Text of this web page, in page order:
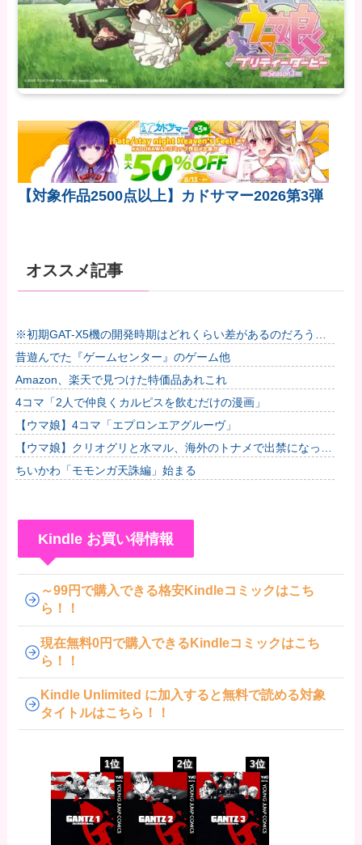
【対象作品2500点以上】カドサマー2026第3弾
オススメ記事
※初期GAT-X5機の開発時期はどれくらい差があるのだろう
か？他
昔遊んでた『ゲームセンター』のゲーム他
Amazon、楽天で見つけた特価品あれこれ
4コマ「2人で仲良くカルピスを飲むだけの漫画」
【ウマ娘】4コマ「エプロンエアグルーヴ」
【ウマ娘】クリオグリと水マル、海外のトナメで出禁になって
しまう
ちいかわ「モモンガ天誅編」始まる
Kindle お買い得情報
～99円で購入できる格安Kindleコミックはこち
ら！！
現在無料0円で購入できるKindleコミックはこち
ら！！
Kindle Unlimited に加入すると無料で読める対象
タイトルはこちら！！
1位 2位 3位